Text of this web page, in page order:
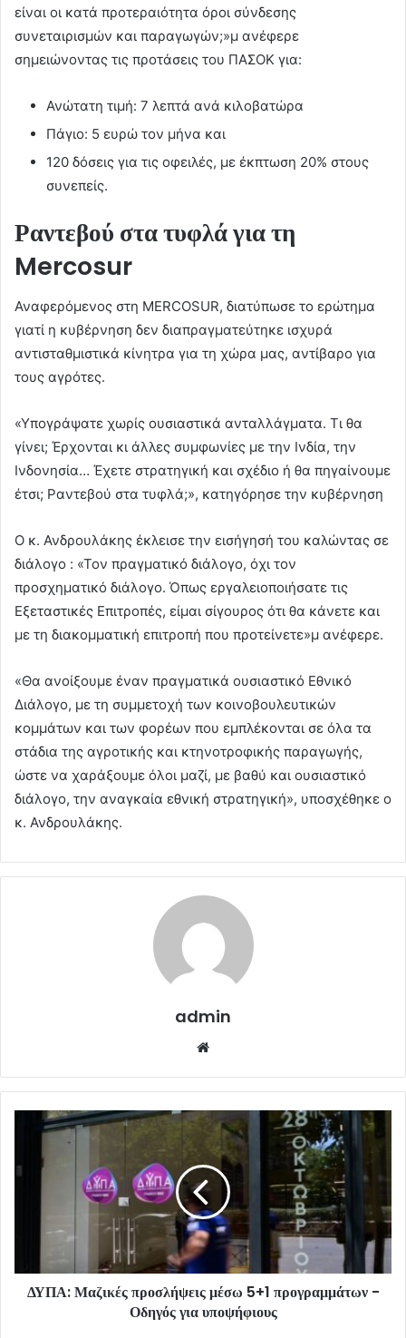
είναι οι κατά προτεραιότητα όροι σύνδεσης
συνεταιρισμών και παραγωγών;»μ ανέφερε
σημειώνοντας τις προτάσεις του ΠΑΣΟΚ για:
Ανώτατη τιμή: 7 λεπτά ανά κιλοβατώρα
Πάγιο: 5 ευρώ τον μήνα και
120 δόσεις για τις οφειλές, με έκπτωση 20% στους
συνεπείς.
Ραντεβού στα τυφλά για τη
Mercosur
Αναφερόμενος στη MERCOSUR, διατύπωσε το ερώτημα
γιατί η κυβέρνηση δεν διαπραγματεύτηκε ισχυρά
αντισταθμιστικά κίνητρα για τη χώρα μας, αντίβαρο για
τους αγρότες.
«Υπογράψατε χωρίς ουσιαστικά ανταλλάγματα. Τι θα
γίνει; Έρχονται κι άλλες συμφωνίες με την Ινδία, την
Ινδονησία… Έχετε στρατηγική και σχέδιο ή θα πηγαίνουμε
έτσι; Ραντεβού στα τυφλά;», κατηγόρησε την κυβέρνηση
Ο κ. Ανδρουλάκης έκλεισε την εισήγησή του καλώντας σε
διάλογο : «Τον πραγματικό διάλογο, όχι τον
προσχηματικό διάλογο. Όπως εργαλειοποιήσατε τις
Εξεταστικές Επιτροπές, είμαι σίγουρος ότι θα κάνετε και
με τη διακομματική επιτροπή που προτείνετε»μ ανέφερε.
«Θα ανοίξουμε έναν πραγματικά ουσιαστικό Εθνικό
Διάλογο, με τη συμμετοχή των κοινοβουλευτικών
κομμάτων και των φορέων που εμπλέκονται σε όλα τα
στάδια της αγροτικής και κτηνοτροφικής παραγωγής,
ώστε να χαράξουμε όλοι μαζί, με βαθύ και ουσιαστικό
διάλογο, την αναγκαία εθνική στρατηγική», υποσχέθηκε ο
κ. Ανδρουλάκης.
admin
ΔΥΠΑ: Μαζικές προσλήψεις μέσω 5+1 προγραμμάτων -
Οδηγός για υποψήφιους